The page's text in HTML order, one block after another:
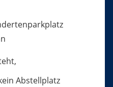
Abstellplatz